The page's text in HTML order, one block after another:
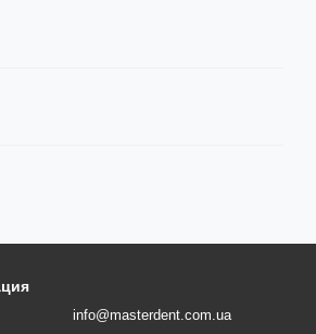
info@masterdent.com.ua